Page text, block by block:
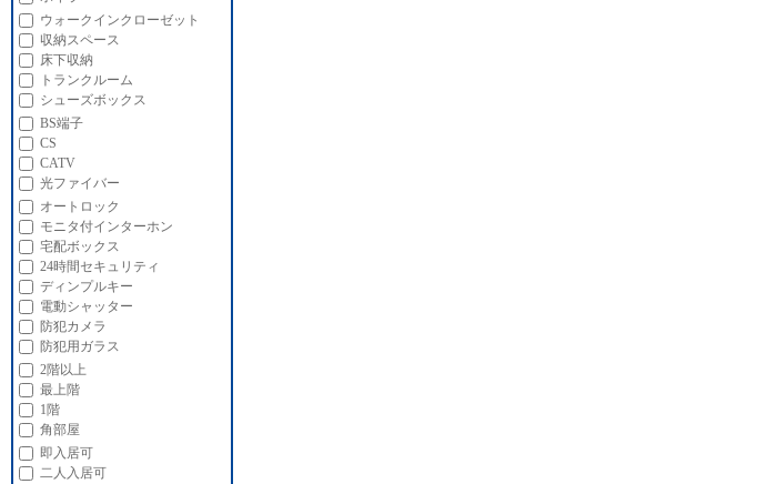
ウォークインクローゼット
収納スペース
床下収納
トランクルーム
シューズボックス
BS端子
CS
CATV
光ファイバー
オートロック
モニタ付インターホン
宅配ボックス
24時間セキュリティ
ディンプルキー
電動シャッター
防犯カメラ
防犯用ガラス
2階以上
最上階
1階
角部屋
即入居可
二人入居可